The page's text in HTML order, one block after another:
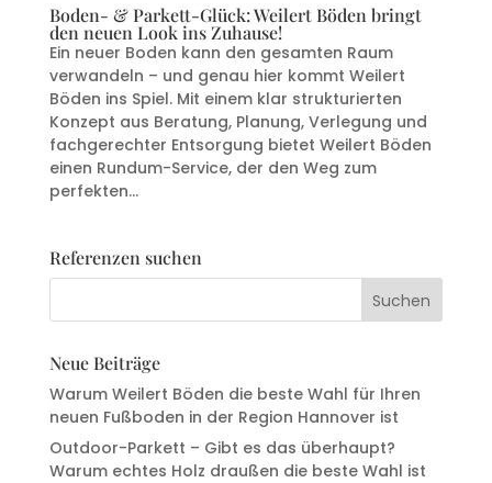
Boden- & Parkett-Glück: Weilert Böden bringt
den neuen Look ins Zuhause!
Ein neuer Boden kann den gesamten Raum
verwandeln – und genau hier kommt Weilert
Böden ins Spiel. Mit einem klar strukturierten
Konzept aus Beratung, Planung, Verlegung und
fachgerechter Entsorgung bietet Weilert Böden
einen Rundum-Service, der den Weg zum
perfekten...
Referenzen suchen
Neue Beiträge
Warum Weilert Böden die beste Wahl für Ihren
neuen Fußboden in der Region Hannover ist
Outdoor-Parkett – Gibt es das überhaupt?
Warum echtes Holz draußen die beste Wahl ist